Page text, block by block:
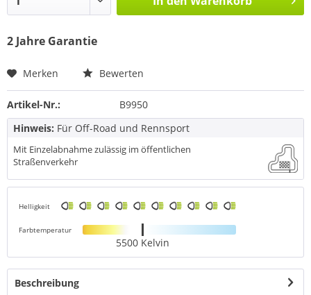
2 Jahre Garantie
Merken Bewerten
Artikel-Nr.:
B9950
Hinweis: Für Off-Road und Rennsport
Mit Einzelabnahme zulässig im öffentlichen
Straßenverkehr
Helligkeit
Farbtemperatur
5500 Kelvin
Beschreibung